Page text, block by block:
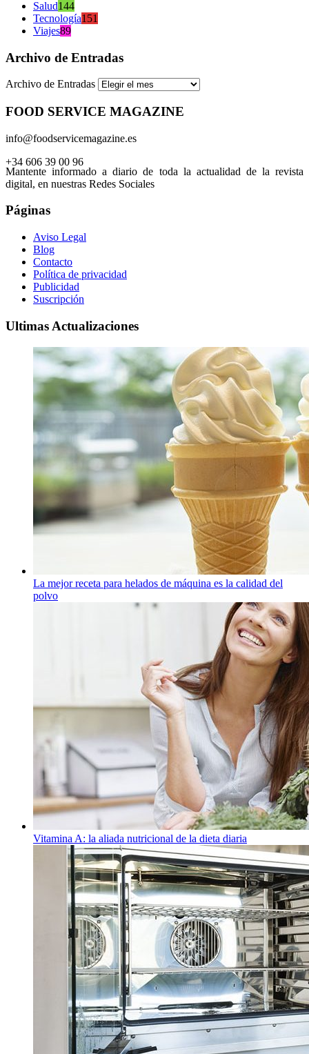
Salud144
Tecnología151
Viajes89
Archivo de Entradas
Archivo de Entradas
FOOD SERVICE MAGAZINE
info@foodservicemagazine.es
+34 606 39 00 96
Mantente informado a diario de toda la actualidad de la revista
digital, en nuestras Redes Sociales
Páginas
Aviso Legal
Blog
Contacto
Política de privacidad
Publicidad
Suscripción
Ultimas Actualizaciones
La mejor receta para helados de máquina es la calidad del
polvo
Vitamina A: la aliada nutricional de la dieta diaria